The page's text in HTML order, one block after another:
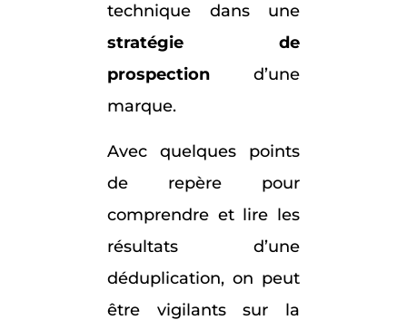
technique dans une
stratégie de
prospection d’une
marque.
Avec quelques points
de repère pour
comprendre et lire les
résultats d’une
déduplication, on peut
être vigilants sur la